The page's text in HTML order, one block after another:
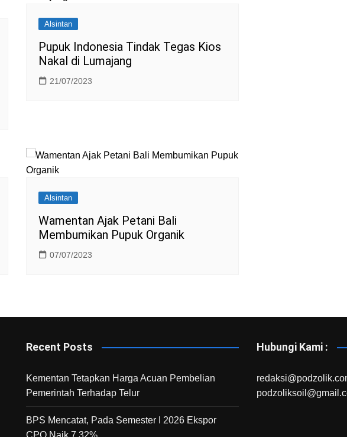
Alsintan
Pupuk Indonesia Tindak Tegas Kios
Nakal di Lumajang
21/07/2023
Alsintan
Wamentan Ajak Petani Bali
Membumikan Pupuk Organik
07/07/2023
Recent Posts
Kementan Tetapkan Harga Acuan Pembelian
Pemerintah Terhadap Telur
BPS Mencatat, Pada Semester I 2026 Ekspor
Hubungi Kami :